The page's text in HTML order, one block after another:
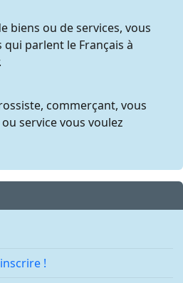
biens ou de services, vous
parlent le Français à
commerçant, vous
service vous voulez
!